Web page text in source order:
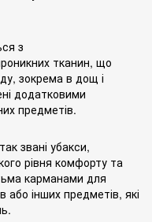
з
тканин, що
зокрема в дощ і
додатковими
предметів.
звані убакси,
рівня комфорту та
карманами для
або інших предметів, які